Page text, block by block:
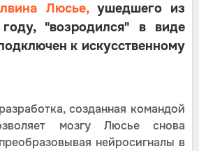
Люсье,ушедшего из
"возродился" в виде
к искусственному
созданная командой
мозгу Люсье снова
нейросигналы в